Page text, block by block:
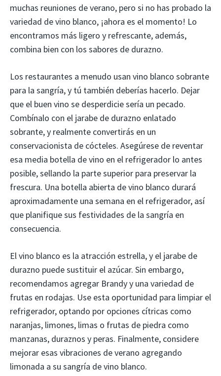
muchas reuniones de verano, pero si no has probado la
variedad de vino blanco, ¡ahora es el momento! Lo
encontramos más ligero y refrescante, además,
combina bien con los sabores de durazno.
Los restaurantes a menudo usan vino blanco sobrante
para la sangría, y tú también deberías hacerlo. Dejar
que el buen vino se desperdicie sería un pecado.
Combínalo con el jarabe de durazno enlatado
sobrante, y realmente convertirás en un
conservacionista de cócteles. Asegúrese de reventar
esa media botella de vino en el refrigerador lo antes
posible, sellando la parte superior para preservar la
frescura. Una botella abierta de vino blanco durará
aproximadamente una semana en el refrigerador, así
que planifique sus festividades de la sangría en
consecuencia.
El vino blanco es la atracción estrella, y el jarabe de
durazno puede sustituir el azúcar. Sin embargo,
recomendamos agregar Brandy y una variedad de
frutas en rodajas. Use esta oportunidad para limpiar el
refrigerador, optando por opciones cítricas como
naranjas, limones, limas o frutas de piedra como
manzanas, duraznos y peras. Finalmente, considere
mejorar esas vibraciones de verano agregando
limonada a su sangría de vino blanco.